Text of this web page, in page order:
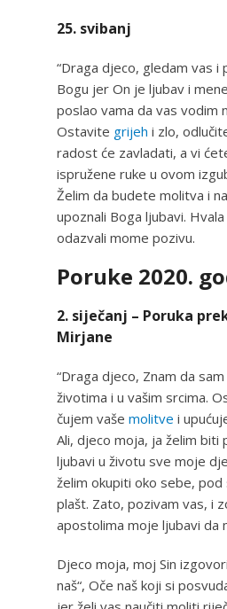
25. svibanj
“Draga djeco, gledam vas
Bogu jer On je ljubav i
poslao vama da vas vodim
Ostavite grijeh i zlo,
radost će zavladati, a vi
ispružene ruke u ovom
Želim da budete molitva i
upoznali Boga ljubavi.
odazvali mome pozivu.
Poruke 2020.
2. siječanj – Poruka
Mirjane
“Draga djeco, Znam da
životima i u vašim srcima.
čujem vaše molitve i
Ali, djeco moja, ja želim biti
ljubavi u životu sve moje
želim okupiti oko sebe, pod
plašt. Zato, pozivam vas, i
apostolima moje ljubavi da
Djeco moja, moj Sin
naš“, Oče naš koji si